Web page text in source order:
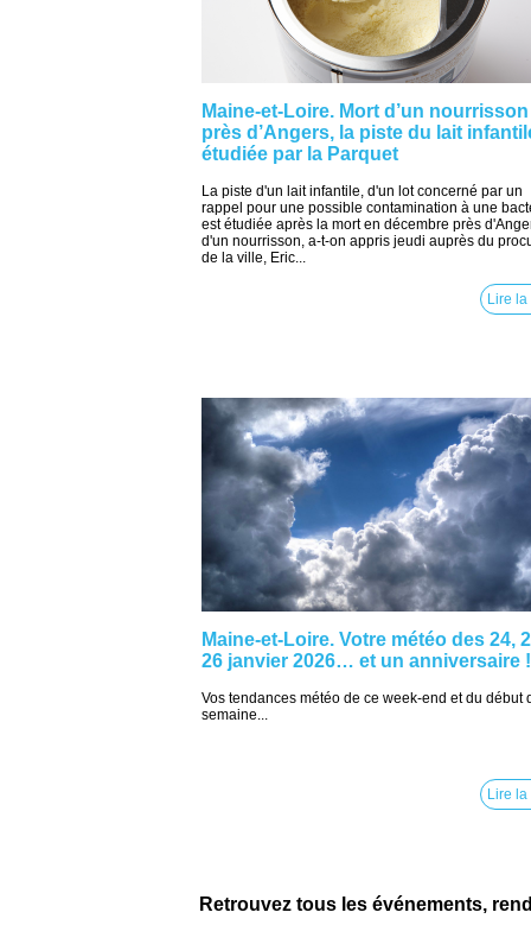
Maine-et-Loire. Mort d’un nourrisson
près d’Angers, la piste du lait
étudiée par la Parquet
La piste d'un lait infantile, d'un lot concerné par un
rappel pour une possible contamination à une
est étudiée après la mort en décembre près
d'un nourrisson, a-t-on appris jeudi auprès du
de la ville, Eric...
Lire la
Maine-et-Loire. Votre météo des 24,
26 janvier 2026… et un anniversaire !
Vos tendances météo de ce week-end et du début
semaine...
Lire la
Retrouvez tous les événements,